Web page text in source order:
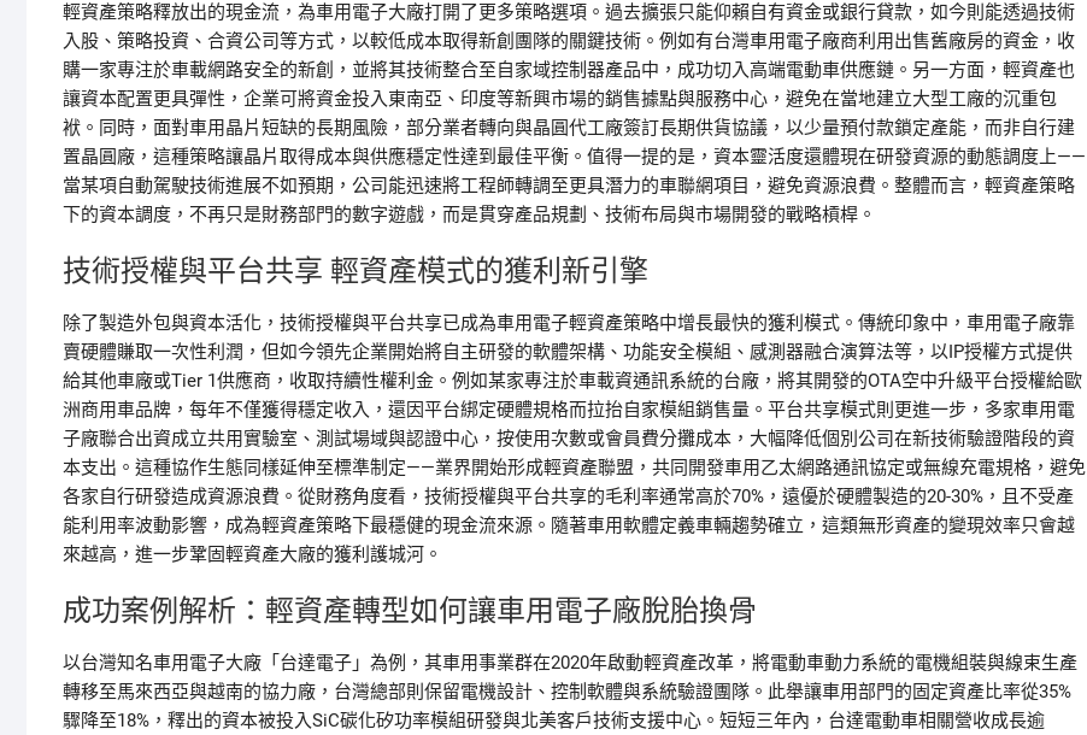
輕資產策略釋放出的現金流，為車用電子大廠打開了更多策略選項。過去擴張只能仰賴自有資金或銀行貸款，如今則能透過技術
入股、策略投資、合資公司等方式，以較低成本取得新創團隊的關鍵技術。例如有台灣車用電子廠商利用出售舊廠房的資金，收
購一家專注於車載網路安全的新創，並將其技術整合至自家域控制器產品中，成功切入高端電動車供應鏈。另一方面，輕資產也
讓資本配置更具彈性，企業可將資金投入東南亞、印度等新興市場的銷售據點與服務中心，避免在當地建立大型工廠的沉重包
袱。同時，面對車用晶片短缺的長期風險，部分業者轉向與晶圓代工廠簽訂長期供貨協議，以少量預付款鎖定產能，而非自行建
置晶圓廠，這種策略讓晶片取得成本與供應穩定性達到最佳平衡。值得一提的是，資本靈活度還體現在研發資源的動態調度上——
當某項自動駕駛技術進展不如預期，公司能迅速將工程師轉調至更具潛力的車聯網項目，避免資源浪費。整體而言，輕資產策略
下的資本調度，不再只是財務部門的數字遊戲，而是貫穿產品規劃、技術布局與市場開發的戰略槓桿。
技術授權與平台共享 輕資產模式的獲利新引擎
除了製造外包與資本活化，技術授權與平台共享已成為車用電子輕資產策略中增長最快的獲利模式。傳統印象中，車用電子廠靠
賣硬體賺取一次性利潤，但如今領先企業開始將自主研發的軟體架構、功能安全模組、感測器融合演算法等，以IP授權方式提供
給其他車廠或Tier 1供應商，收取持續性權利金。例如某家專注於車載資通訊系統的台廠，將其開發的OTA空中升級平台授權給歐
洲商用車品牌，每年不僅獲得穩定收入，還因平台綁定硬體規格而拉抬自家模組銷售量。平台共享模式則更進一步，多家車用電
子廠聯合出資成立共用實驗室、測試場域與認證中心，按使用次數或會員費分攤成本，大幅降低個別公司在新技術驗證階段的資
本支出。這種協作生態同樣延伸至標準制定——業界開始形成輕資產聯盟，共同開發車用乙太網路通訊協定或無線充電規格，避免
各家自行研發造成資源浪費。從財務角度看，技術授權與平台共享的毛利率通常高於70%，遠優於硬體製造的20-30%，且不受產
能利用率波動影響，成為輕資產策略下最穩健的現金流來源。隨著車用軟體定義車輛趨勢確立，這類無形資產的變現效率只會越
來越高，進一步鞏固輕資產大廠的獲利護城河。
成功案例解析：輕資產轉型如何讓車用電子廠脫胎換骨
以台灣知名車用電子大廠「台達電子」為例，其車用事業群在2020年啟動輕資產改革，將電動車動力系統的電機組裝與線束生產
轉移至馬來西亞與越南的協力廠，台灣總部則保留電機設計、控制軟體與系統驗證團隊。此舉讓車用部門的固定資產比率從35%
驟降至18%，釋出的資本被投入SiC碳化矽功率模組研發與北美客戶技術支援中心。短短三年內，台達電動車相關營收成長逾